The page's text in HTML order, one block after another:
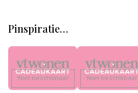
Pinspiratie…
Niet beschikbaar Niet beschikbaar